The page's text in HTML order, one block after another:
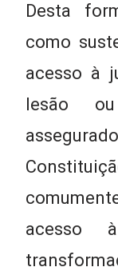
Desta
como
acesso à
lesão
acesso